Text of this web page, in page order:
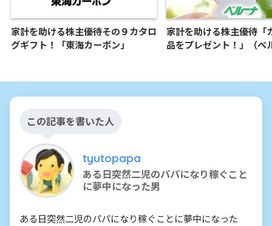
家計を助ける株主優待その９カタロ
グギフト！「東海カーボン」
家計を助ける株主優待「
品をプレゼント！」（ベ
この記事を書いた人
tyutopapa
ある日突然二児のパパになり稼ぐこと
に夢中になった男
ある日突然二児のパパになり稼ぐことに夢中になった